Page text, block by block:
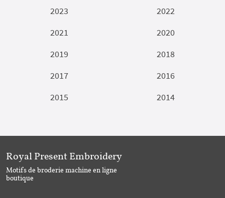
2023
2022
2021
2020
2019
2018
2017
2016
2015
2014
Royal Present Embroidery
Motifs de broderie machine en ligne
boutique